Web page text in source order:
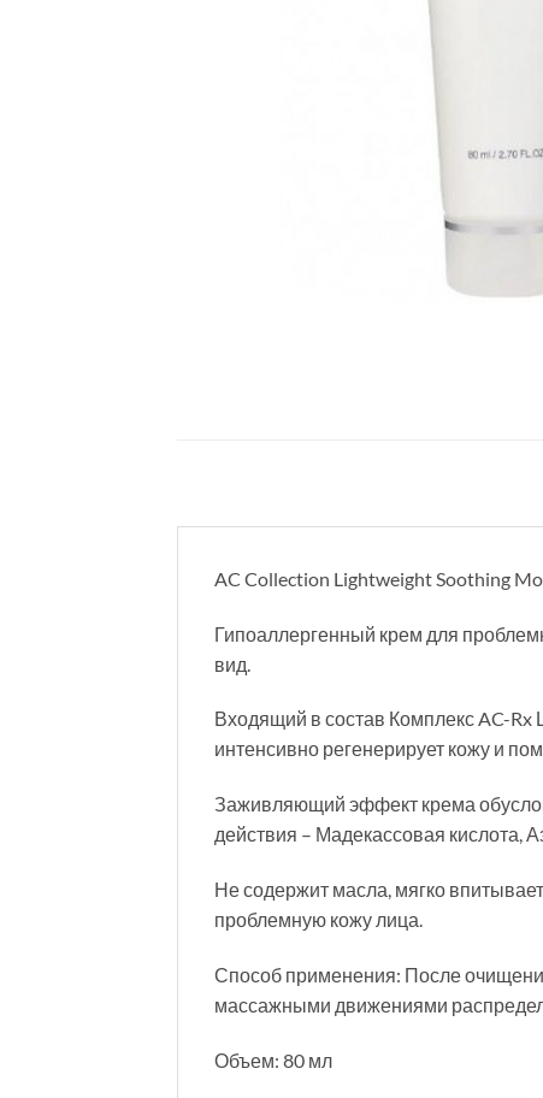
AC Collection Lightweight Soothing
Гипоаллергенный крем для
вид.
Входящий в состав Комплекс AC-Rx
интенсивно регенерирует кожу и
Заживляющий эффект крема
действия – Мадекассовая кислота,
Не содержит масла, мягко
проблемную кожу лица.
Способ применения: После
массажными движениями
Объем: 80 мл